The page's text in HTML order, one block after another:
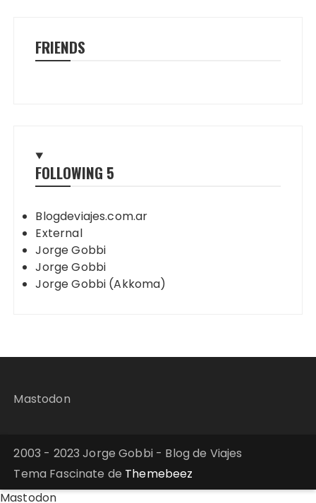
FRIENDS
FOLLOWING 5
Blogdeviajes.com.ar
External
Jorge Gobbi
Jorge Gobbi
Jorge Gobbi (Akkoma)
Mastodon
2003 - 2023 Jorge Gobbi - Blog de Viajes
Tema Fascinate de Themebeez
Mastodon